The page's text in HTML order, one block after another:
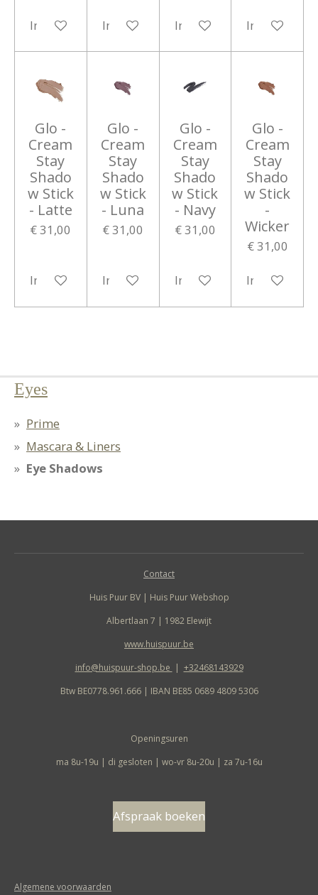
In winkelwagenIn winkelwagenIn winkelwagenIn
Glo -
Cream
Stay
Shado
w Stick
- Latte
€ 31,00
In winkelwagen
Glo -
Cream
Stay
Shado
w Stick
- Luna
€ 31,00
In winkelwagen
Glo -
Cream
Stay
Shado
w Stick
- Navy
€ 31,00
In winkelwagen
Glo -
Cream
Stay
Shado
w Stick
-
Wicker
€ 31,00
In
Eyes
Prime
Mascara & Liners
Eye Shadows
Contact
Huis Puur BV | Huis Puur Webshop
Albertlaan 7 | 1982 Elewijt
www.huispuur.be
info@huispuur-shop.be | +32468143929
Btw BE0778.961.666 | IBAN BE85 0689 4809 5306
Openingsuren
ma 8u-19u | di gesloten | wo-vr 8u-20u | za 7u-16u
Afspraak boeken
Algemene voorwaarden